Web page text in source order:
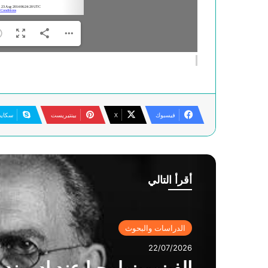
فيسبوك ‫X بينتيريست
أقرأ التالي
الدراسات والبحوث
الدراسات والبحوث
14/07/2026